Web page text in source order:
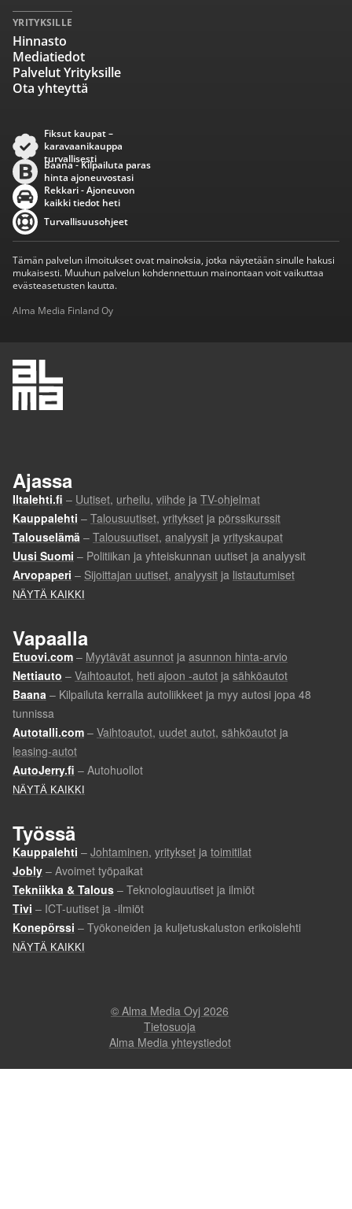
YRITYKSILLE
Hinnasto
Mediatiedot
Palvelut Yrityksille
Ota yhteyttä
Fiksut kaupat –
karavaanikauppa
turvallisesti
Baana - Kilpailuta paras
hinta ajoneuvostasi
Rekkari - Ajoneuvon
kaikki tiedot heti
Turvallisuusohjeet
Tämän palvelun ilmoitukset ovat mainoksia, jotka näytetään sinulle hakusi
mukaisesti. Muuhun palvelun kohdennettuun mainontaan voit vaikuttaa
evästeasetusten kautta.
Alma Media Finland Oy